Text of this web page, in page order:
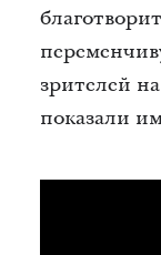
зрителей
показали